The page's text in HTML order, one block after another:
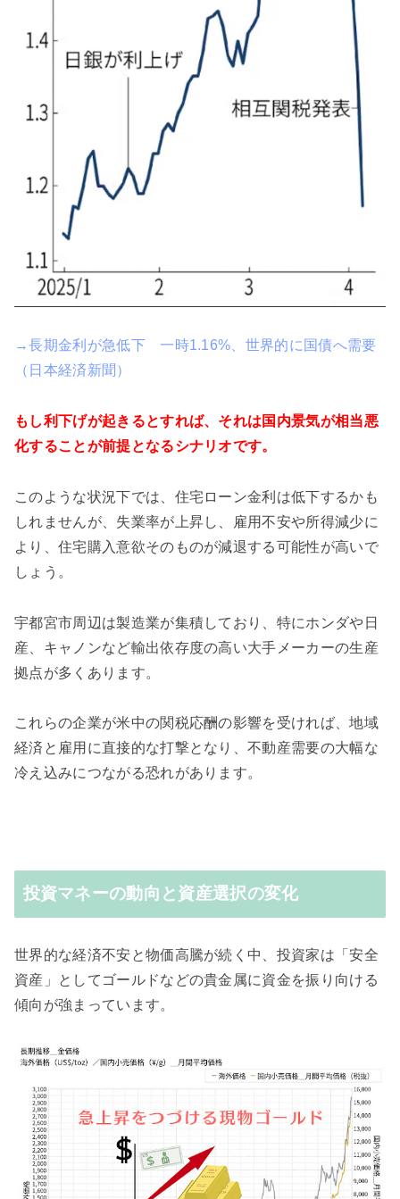
→長期金利が急低下 一時1.16%、世界的に国債へ需要
（日本経済新聞）
もし利下げが起きるとすれば、それは国内景気が相当悪
化することが前提となるシナリオです。
このような状況下では、住宅ローン金利は低下するかも
しれませんが、失業率が上昇し、雇用不安や所得減少に
より、住宅購入意欲そのものが減退する可能性が高いで
しょう。
宇都宮市周辺は製造業が集積しており、特にホンダや日
産、キャノンなど輸出依存度の高い大手メーカーの生産
拠点が多くあります。
これらの企業が米中の関税応酬の影響を受ければ、地域
経済と雇用に直接的な打撃となり、不動産需要の大幅な
冷え込みにつながる恐れがあります。
投資マネーの動向と資産選択の変化
世界的な経済不安と物価高騰が続く中、投資家は「安全
資産」としてゴールドなどの貴金属に資金を振り向ける
傾向が強まっています。